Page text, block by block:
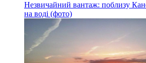
Незвичайний вантаж: поблизу
на воді (фото)